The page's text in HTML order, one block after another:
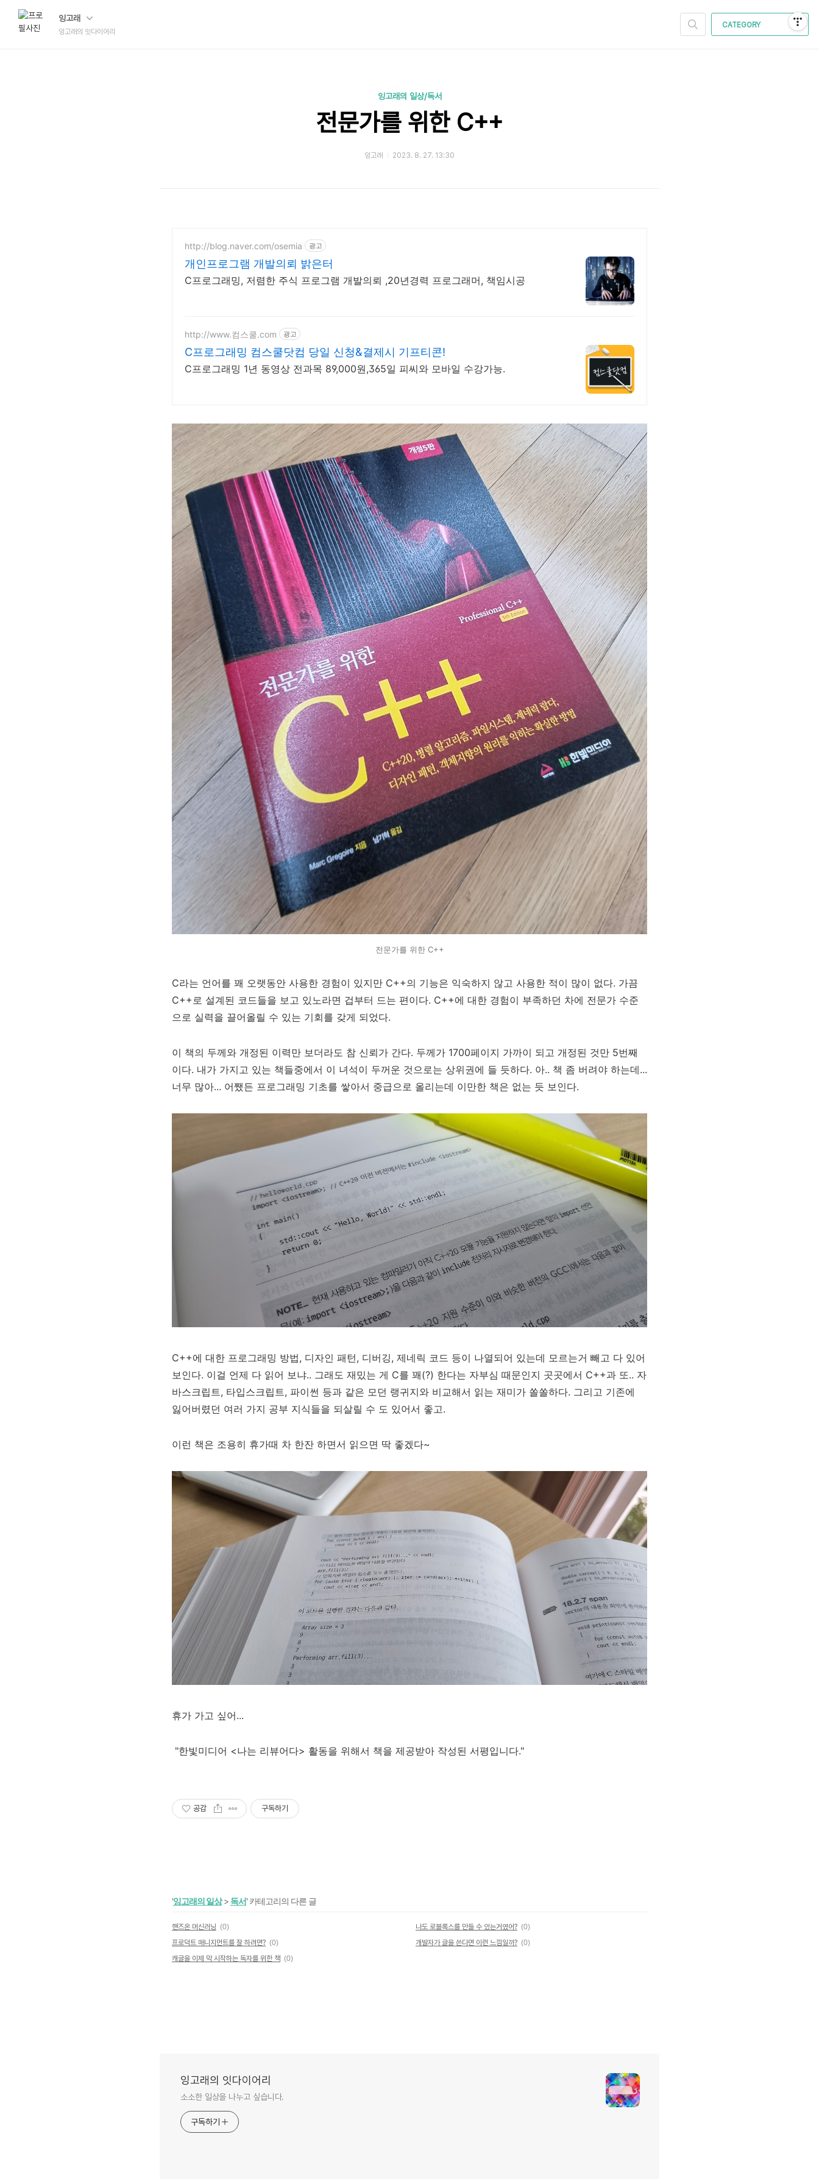
잉고래
잉고래의 잇다이어리
CATEGORY
잉고래의 일상/독서
전문가를 위한 C++
잉고래 2023. 8. 27. 13:30
http://blog.naver.com/osemia 광고
개인프로그램 개발의뢰 밝은터
C프로그래밍, 저렴한 주식 프로그램 개발의뢰 ,20년경력 프로그래머, 책임시공
http://www.컴스쿨.com 광고
C프로그래밍 컴스쿨닷컴 당일 신청&결제시 기프티콘!
C프로그래밍 1년 동영상 전과목 89,000원,365일 피씨와 모바일 수강가능.
전문가를 위한 C++
C라는 언어를 꽤 오랫동안 사용한 경험이 있지만 C++의 기능은 익숙하지 않고 사용한 적이 많이 없다. 가끔
C++로 설계된 코드들을 보고 있노라면 겁부터 드는 편이다. C++에 대한 경험이 부족하던 차에 전문가 수준
으로 실력을 끌어올릴 수 있는 기회를 갖게 되었다.
이 책의 두께와 개정된 이력만 보더라도 참 신뢰가 간다. 두께가 1700페이지 가까이 되고 개정된 것만 5번째
이다. 내가 가지고 있는 책들중에서 이 녀석이 두꺼운 것으로는 상위권에 들 듯하다. 아.. 책 좀 버려야 하는데...
너무 많아... 어쨌든 프로그래밍 기초를 쌓아서 중급으로 올리는데 이만한 책은 없는 듯 보인다.
C++에 대한 프로그래밍 방법, 디자인 패턴, 디버깅, 제네릭 코드 등이 나열되어 있는데 모르는거 빼고 다 있어
보인다. 이걸 언제 다 읽어 보냐.. 그래도 재밌는 게 C를 꽤(?) 한다는 자부심 때문인지 곳곳에서 C++과 또.. 자
바스크립트, 타입스크립트, 파이썬 등과 같은 모던 랭귀지와 비교해서 읽는 재미가 쏠쏠하다. 그리고 기존에
잃어버렸던 여러 가지 공부 지식들을 되살릴 수 도 있어서 좋고.
이런 책은 조용히 휴가때 차 한잔 하면서 읽으면 딱 좋겠다~
휴가 가고 싶어...
"한빛미디어 <나는 리뷰어다> 활동을 위해서 책을 제공받아 작성된 서평입니다."
공감 구독하기
'잉고래의 일상> 독서' 카테고리의 다른 글
핸즈온 머신러닝 (0) 나도 로블록스를 만들 수 있는거였어? (0)
프로덕트 매니지먼트를 잘 하려면? (0) 개발자가 글을 쓴다면 이런 느낌일까? (0)
캐글을 이제 막 시작하는 독자를 위한 책 (0)
잉고래의 잇다이어리
소소한 일상을 나누고 싶습니다.
구독하기